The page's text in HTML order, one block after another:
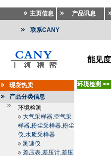
主页信息 产品讯息
联系CANY
能见
现货热卖
产品分类信息
环境检测
大气采样器.空气采
样器.粉尘采样器.粉尘
仪.水质采样器
测速仪
差压表.差压计.差压
环境检测 >>